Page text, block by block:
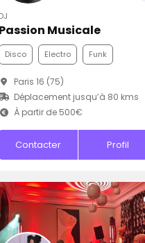
DJ
Passion Musicale
Disco Electro Funk
Paris 16 (75)
Déplacement jusqu’à 80 kms
À partir de 500€
Contacter Profil